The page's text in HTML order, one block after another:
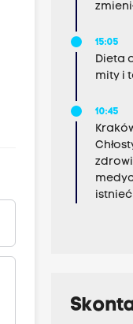
15:05
Dieta
mity i
10:45
istnieć